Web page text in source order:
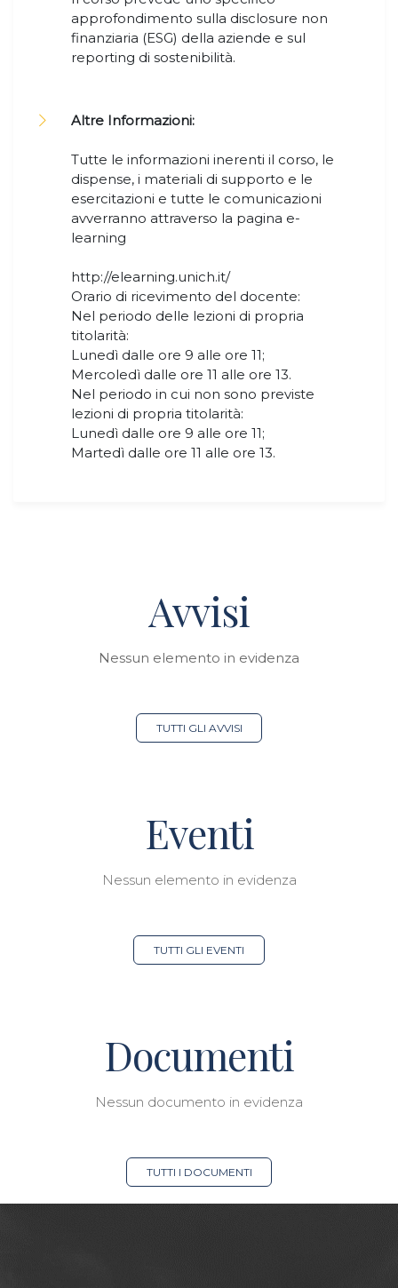
approfondimento sulla disclosure non
finanziaria (ESG) della aziende e sul
reporting di sostenibilità.
Altre Informazioni:
Tutte le informazioni inerenti il corso, le
dispense, i materiali di supporto e le
esercitazioni e tutte le comunicazioni
avverranno attraverso la pagina e-
learning
http://elearning.unich.it/
Orario di ricevimento del docente:
Nel periodo delle lezioni di propria
titolarità:
Lunedì dalle ore 9 alle ore 11;
Mercoledì dalle ore 11 alle ore 13.
Nel periodo in cui non sono previste
lezioni di propria titolarità:
Lunedì dalle ore 9 alle ore 11;
Martedì dalle ore 11 alle ore 13.
Avvisi
Nessun elemento in evidenza
TUTTI GLI AVVISI
Eventi
Nessun elemento in evidenza
TUTTI GLI EVENTI
Documenti
Nessun documento in evidenza
TUTTI I DOCUMENTI